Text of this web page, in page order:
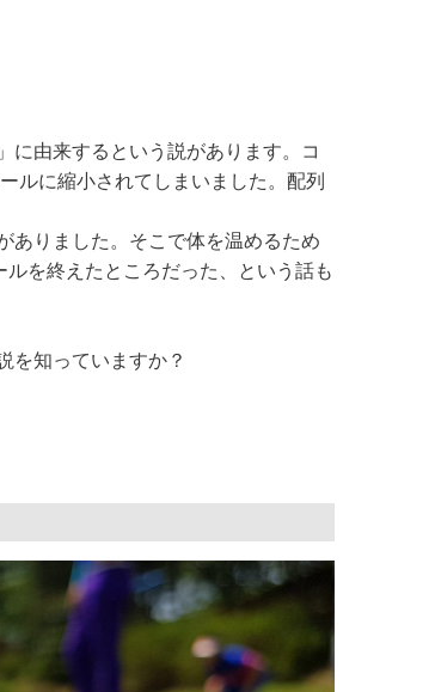
に由来するという説があります。コ
ルに縮小されてしまいました。配列
ありました。そこで体を温めるため
を終えたところだった、という話も
を知っていますか？